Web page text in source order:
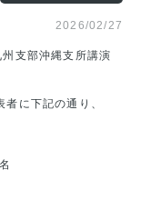
2026/02/27
支部沖縄支所講演
に下記の通り、